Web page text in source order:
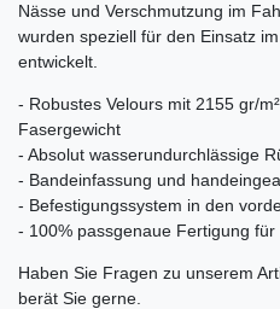
Nässe und Verschmutzung im
wurden speziell für den Einsatz
entwickelt.
- Robustes Velours mit 2155 gr/
Fasergewicht
- Absolut wasserundurchlässige
- Bandeinfassung und
- Befestigungssystem in den
- 100% passgenaue Fertigung
Haben Sie Fragen zu unserem
berät Sie gerne.